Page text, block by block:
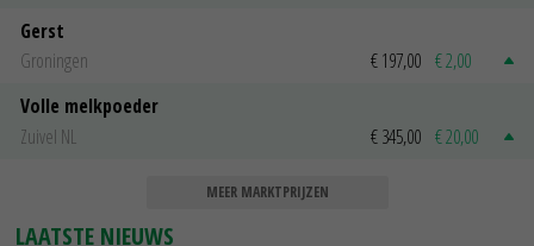
Gerst
Groningen
€ 197,00 € 2,00
Volle melkpoeder
Zuivel NL
€ 345,00 € 20,00
MEER MARKTPRIJZEN
LAATSTE NIEUWS